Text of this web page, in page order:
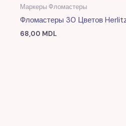
Маркеры Фломастеры
Фломастеры 30 Цветов
68,00 MDL